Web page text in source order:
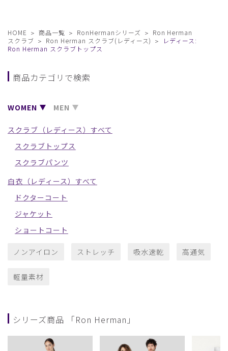
HOME 商品一覧 RonHermanシリーズ
Ron Herman
スクラブ
Ron Herman スクラブ(レディース)
レディース:
Ron Herman スクラブトップス
商品カテゴリで検索
WOMEN MEN
スクラブ（レディース）すべて
スクラブトップス
スクラブパンツ
白衣（レディース）すべて
ドクターコート
ジャケット
ショートコート
ノンアイロン ストレッチ 吸水速乾 高通気
軽量素材
シリーズ商品 「Ron Herman」